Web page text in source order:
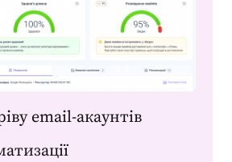
email-акаунтів